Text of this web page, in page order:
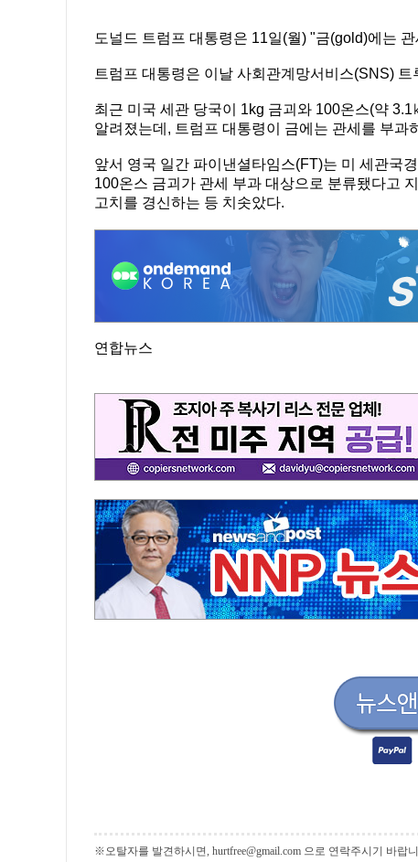
도널드 트럼프 대통령은 11일(월) "금(gold)에는
트럼프 대통령은 이날 사회관계망서비스(SNS)
최근 미국 세관 당국이 1kg 금괴와 100온스(약
알려졌는데, 트럼프 대통령이 금에는 관세를 부과
앞서 영국 일간 파이낸셜타임스(FT)는 미 세관국
100온스 금괴가 관세 부과 대상으로 분류됐다고
고치를 경신하는 등 치솟았다.
연합뉴스
※오탈자를 발견하시면, hurtfree@gmail.com 으로 연락주시기 바랍